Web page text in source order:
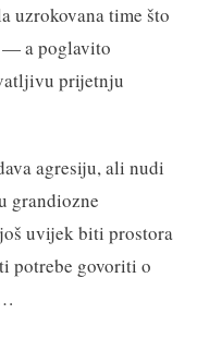
uzrokovana time što
— a poglavito
prijetnju
agresiju, ali nudi
grandiozne
uvijek biti prostora
potrebe govoriti o